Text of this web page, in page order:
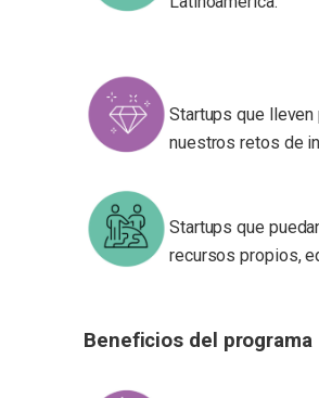
Startups que lleven
nuestros retos de
Startups que
recursos propios,
Beneficios del programa